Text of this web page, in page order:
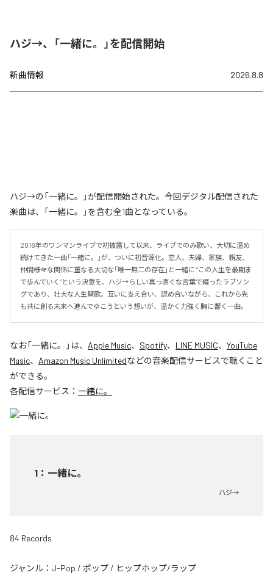
ハジ→、「一緒に。」を配信開始
新曲情報 2026.8.8
ハジ→の「一緒に。」が配信開始された。今回デジタル配信された
楽曲は、「一緒に。」を含む全1曲となっている。
2018年のワンマンライブで初披露して以来、ライブでのみ歌い、大切に温め
続けてきた一曲「一緒に。」が、ついに初音源化。恋人、夫婦、家族、親友、
仲間――様々な関係に重なる大切な「唯一無二の存在」と一緒に “この人生を最期ま
で歩んでいく”という決意を、ハジ→らしい真っ直ぐな言葉で綴ったラブソン
グであり、壮大な人生賛歌。互いに支え合い、認め合いながら、これから先
も共に創る未来へ進んでゆこうという想いが、温かく力強く胸に響く一曲。
なお「一緒に。 」は、 Apple Music、 Spotify、 LINE MUSIC、 YouTube
Music、 Amazon Music Unlimitedなどの音楽配信サービスで聴くこと
ができる。
各配信サービス： 一緒に。
1 ： 一緒に。
ハジ→
84 Records
ジャンル： J-Pop / ポップ / ヒップホップ/ラップ